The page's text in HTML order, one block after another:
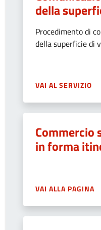
della
Procedimento di
della superficie di
VAI AL SERVIZIO
Commercio
in forma
VAI ALLA PAGINA